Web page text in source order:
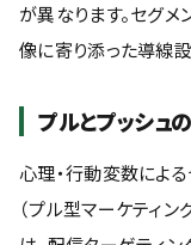
が異なります。セグメ
像に寄り添った導線
プルとプッシュ
心理・行動変数によ
（プル型マーケティ